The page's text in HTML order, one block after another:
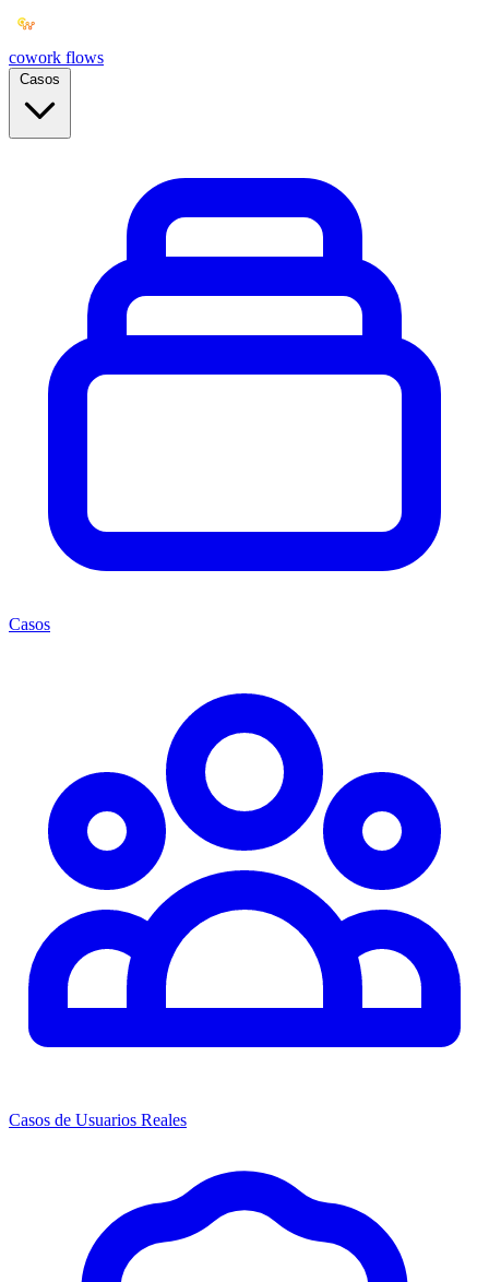
cowork flows
Casos
Casos de Usuarios Reales